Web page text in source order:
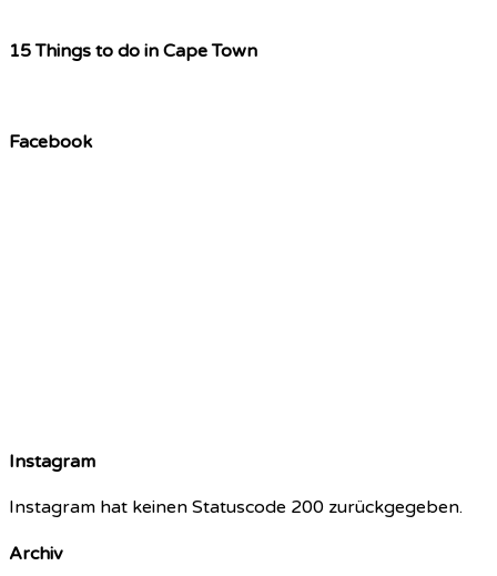
15 Things to do in Cape Town
Facebook
Instagram
Instagram hat keinen Statuscode 200 zurückgegeben.
Archiv